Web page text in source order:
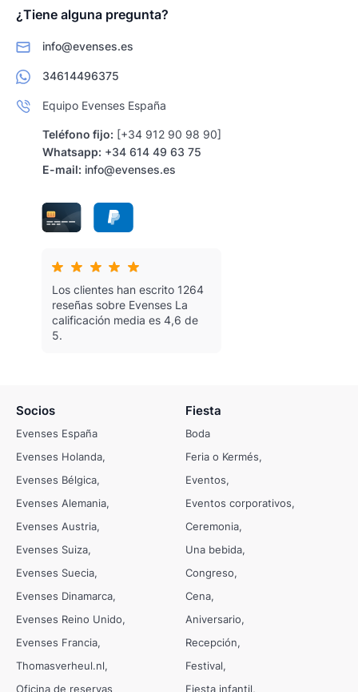
¿Tiene alguna pregunta?
info@evenses.es
34614496375
Equipo Evenses España
Teléfono fijo: [+34 912 90 98 90]
Whatsapp: +34 614 49 63 75
E-mail: info@evenses.es
Los clientes han escrito 1264
reseñas sobre Evenses La
calificación media es 4,6 de
5.
Socios
Evenses España
Evenses Holanda
Evenses Bélgica
Evenses Alemania
Evenses Austria
Evenses Suiza
Evenses Suecia
Evenses Dinamarca
Evenses Reino Unido
Evenses Francia
Thomasverheul.nl
Oficina de reservas
Fiesta
Boda
Feria o Kermés
Eventos
Eventos corporativos
Ceremonia
Una bebida
Congreso
Cena
Aniversario
Recepción
Festival
Fiesta infantil